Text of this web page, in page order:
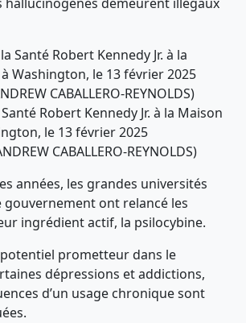
Robert Kennedy Jr. à la Maison
le 13 février 2025
CABALLERO-REYNOLDS)
années, les grandes universités
gouvernement ont relancé les
ingrédient actif, la psilocybine.
prometteur dans le
dépressions et addictions,
d’un usage chronique sont